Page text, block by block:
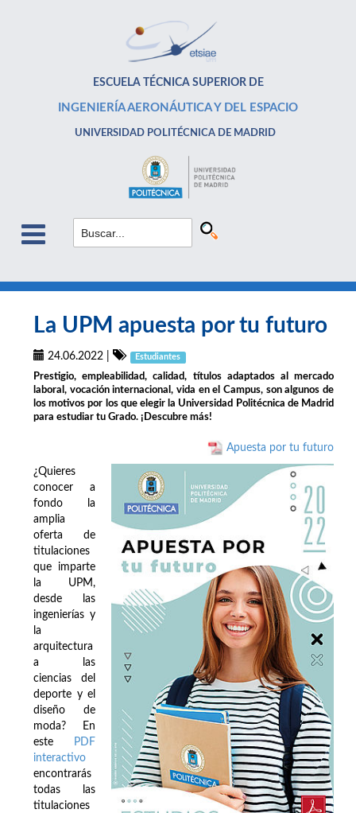
ESCUELA TÉCNICA SUPERIOR DE
INGENIERÍA AERONÁUTICA Y DEL ESPACIO
UNIVERSIDAD POLITÉCNICA DE MADRID
La UPM apuesta por tu futuro
24.06.2022 Estudiantes
Prestigio, empleabilidad, calidad, títulos adaptados al mercado
laboral, vocación internacional, vida en el Campus, son algunos de
los motivos por los que elegir la Universidad Politécnica de Madrid
para estudiar tu Grado. ¡Descubre más!
Apuesta por tu futuro
¿Quieres
conocer a
fondo la
amplia
oferta de
titulaciones
que imparte
la UPM,
desde las
ingenierías y
la
arquitectura
a las
ciencias del
deporte y el
diseño de
moda? En
este
PDF
interactivo
encontrarás
todas las
titulaciones